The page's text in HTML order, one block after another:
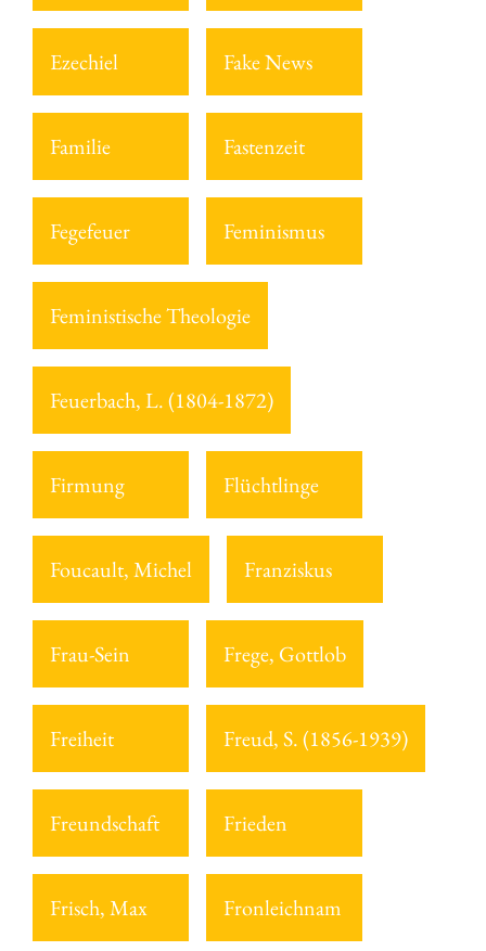
Ezechiel Fake News
Familie Fastenzeit
Fegefeuer Feminismus
Feministische Theologie
Feuerbach, L. (1804-1872)
Firmung Flüchtlinge
Foucault, Michel Franziskus
Frau-Sein Frege, Gottlob
Freiheit Freud, S. (1856-1939)
Freundschaft Frieden
Frisch, Max Fronleichnam